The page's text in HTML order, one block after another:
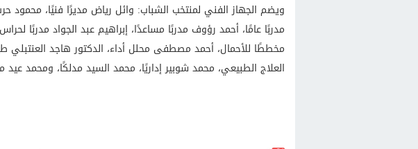
ويضم الجهاز الفني لمنتخب الشباب: وائل رياض مديرًا فنيًا، محمود
مدربًا عامًا، أحمد رؤوف مدربًا مساعدًا، إبراهيم عبد الجواد مدربًا
مخططًا للأحمال، أحمد مصطفى محلل أداء، الدكتور هاجد العنتبلي
العلاج الطبيعي، محمد شوبير إداريًا، محمد السيد مدلكًا، ومحمد